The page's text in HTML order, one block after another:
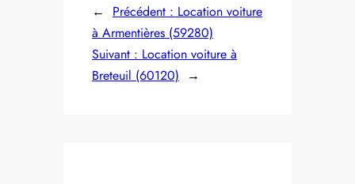
← Précédent : Location voiture
à Armentières (59280)
Suivant : Location voiture à
Breteuil (60120)
→